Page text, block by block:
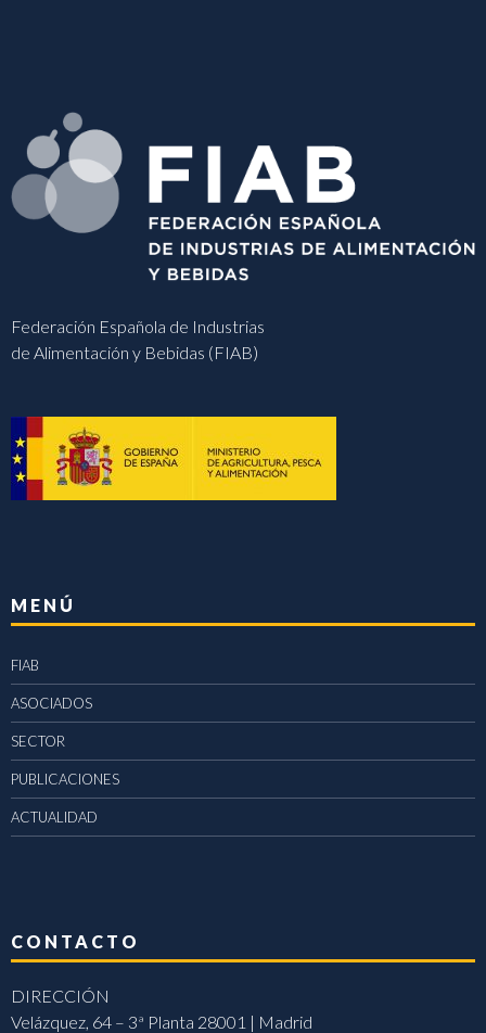
Federación Española de Industrias
de Alimentación y Bebidas (FIAB)
MENÚ
FIAB
ASOCIADOS
SECTOR
PUBLICACIONES
ACTUALIDAD
CONTACTO
DIRECCIÓN
Velázquez, 64 – 3ª Planta 28001 | Madrid